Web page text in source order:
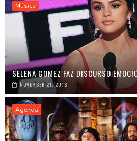
Música
SELENA GOMEZ FAZ DISCURSO
NOVEMBER 21, 2016
Agenda